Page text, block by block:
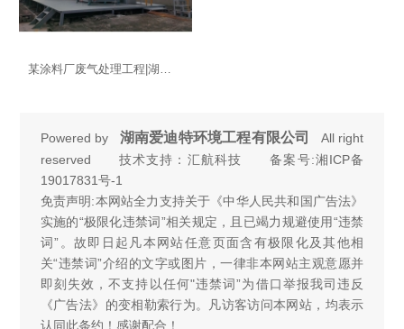
某涂料厂废气处理工程|湖南废气处理
Powered by 湖南爱迪特环境工程有限公司
All right
reserved 技术支持：汇航科技 备案号:湘ICP备
19017831号-1
免责声明:本网站全力支持关于《中华人民共和国广告法》
实施的“极限化违禁词”相关规定，且已竭力规避使用“违禁
词”。故即日起凡本网站任意页面含有极限化及其他相
关“违禁词”介绍的文字或图片，一律非本网站主观意愿并
即刻失效，不支持以任何"违禁词”为借口举报我司违反
《广告法》的变相勒索行为。凡访客访问本网站，均表示
认同此条约！感谢配合！